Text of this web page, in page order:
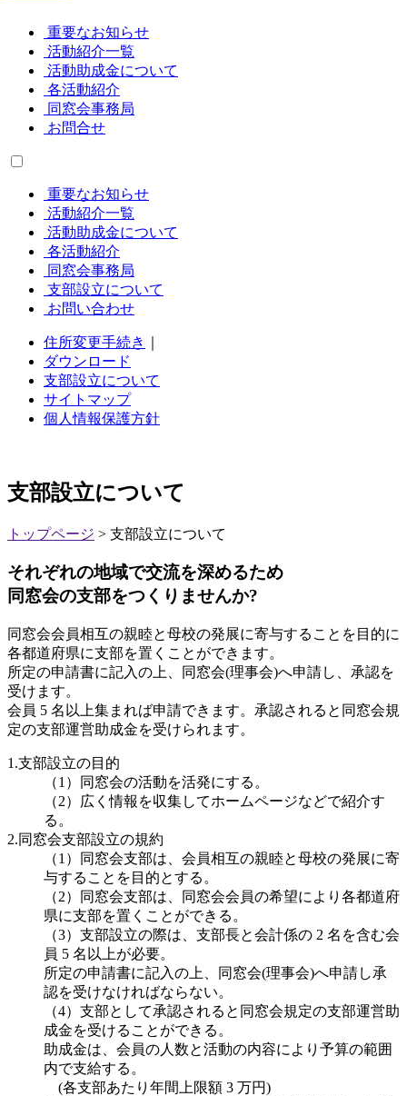
重要なお知らせ
活動紹介一覧
活動助成金について
各活動紹介
同窓会事務局
お問合せ
重要なお知らせ
活動紹介一覧
活動助成金について
各活動紹介
同窓会事務局
支部設立について
お問い合わせ
住所変更手続き
ダウンロード
支部設立について
サイトマップ
個人情報保護方針
支部設立について
トップページ > 支部設立について
それぞれの地域で交流を深めるため
同窓会の支部をつくりませんか?
同窓会会員相互の親睦と母校の発展に寄与することを目的に
各都道府県に支部を置くことができます。
所定の申請書に記入の上、同窓会(理事会)へ申請し、承認を
受けます。
会員 5 名以上集まれば申請できます。承認されると同窓会規
定の支部運営助成金を受けられます。
1.支部設立の目的
（1）同窓会の活動を活発にする。
（2）広く情報を収集してホームページなどで紹介す
る。
2.同窓会支部設立の規約
（1）同窓会支部は、会員相互の親睦と母校の発展に寄
与することを目的とする。
（2）同窓会支部は、同窓会会員の希望により各都道府
県に支部を置くことができる。
（3）支部設立の際は、支部長と会計係の 2 名を含む会
員 5 名以上が必要。
所定の申請書に記入の上、同窓会(理事会)へ申請し承
認を受けなければならない。
（4）支部として承認されると同窓会規定の支部運営助
成金を受けることができる。
助成金は、会員の人数と活動の内容により予算の範囲
内で支給する。
(各支部あたり年間上限額 3 万円)